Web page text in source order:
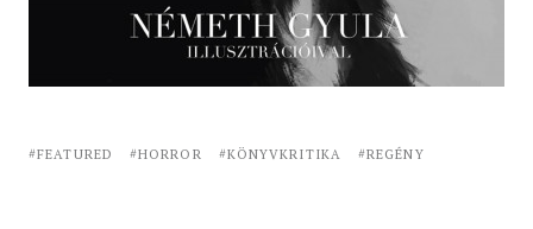
FEATURED HORROR KÖNYVKRITIKA REGÉNY